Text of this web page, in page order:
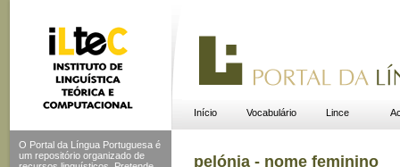
Início Vocabulário Lince
O Portal da Língua Portuguesa é
um repositório organizado de
pelónia - nome feminino